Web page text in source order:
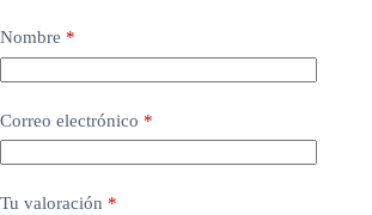
Nombre *
Correo electrónico *
Tu valoración *